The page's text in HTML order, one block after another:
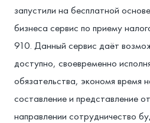
запустили на бесплатной
бизнеса сервис по приему
910. Данный сервис даёт
доступно, своевременно
обязательства, экономя время
составление и представление
направлении сотрудничество